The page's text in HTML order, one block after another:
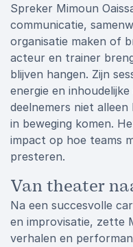
Spreker Mimoun
communicatie,
organisatie maken of
acteur en trainer
blijven hangen. Zijn
energie en
deelnemers niet
in beweging komen.
impact op hoe teams
presteren.
Van theater
Na een succesvolle
en improvisatie, zette
verhalen en